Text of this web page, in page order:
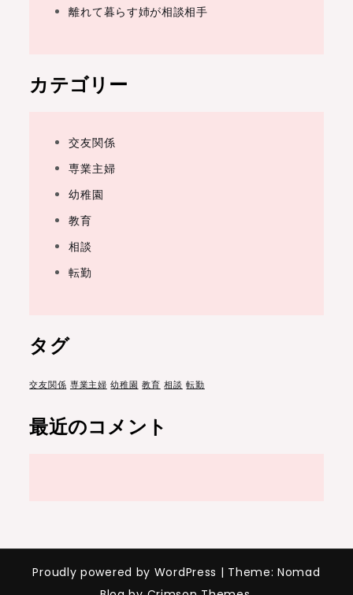
離れて暮らす姉が相談相手
カテゴリー
交友関係
専業主婦
幼稚園
教育
相談
転勤
タグ
交友関係 専業主婦 幼稚園 教育 相談 転勤
最近のコメント
Proudly powered by WordPress | Theme: Nomad